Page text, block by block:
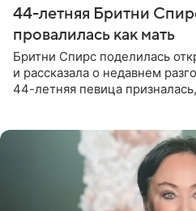
44-летняя Бритни
провалилась как мать
Бритни Спирс поделилась
и рассказала о недавнем
44-летняя певица